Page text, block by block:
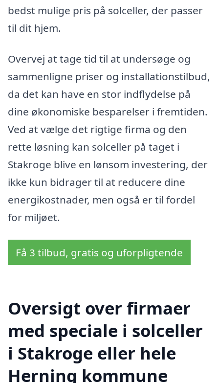
bedst mulige pris på solceller, der passer
til dit hjem.
Overvej at tage tid til at undersøge og
sammenligne priser og installationstilbud,
da det kan have en stor indflydelse på
dine økonomiske besparelser i fremtiden.
Ved at vælge det rigtige firma og den
rette løsning kan solceller på taget i
Stakroge blive en lønsom investering, der
ikke kun bidrager til at reducere dine
energikostnader, men også er til fordel
for miljøet.
Få 3 tilbud, gratis og uforpligtende
Oversigt over firmaer
med speciale i solceller
i Stakroge eller hele
Herning kommune